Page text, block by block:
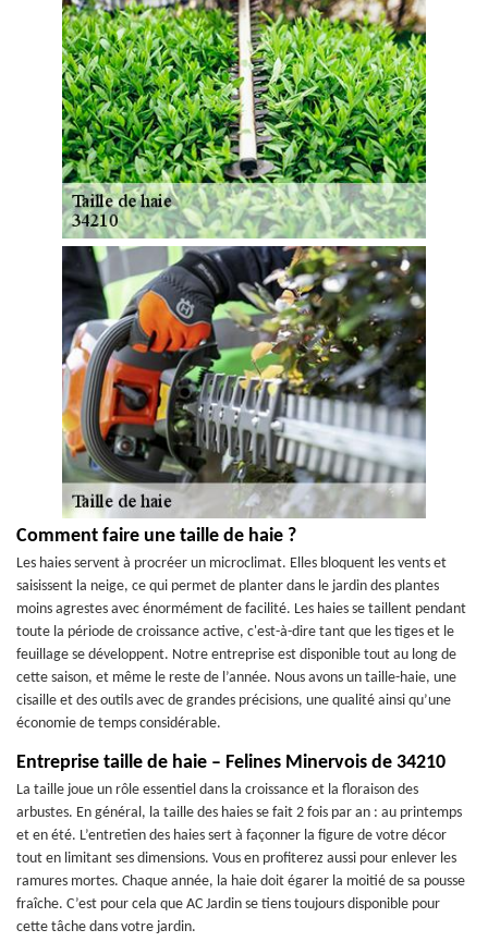
Comment faire une taille de haie ?
Les haies servent à procréer un microclimat. Elles bloquent les vents et
saisissent la neige, ce qui permet de planter dans le jardin des plantes
moins agrestes avec énormément de facilité. Les haies se taillent pendant
toute la période de croissance active, c'est-à-dire tant que les tiges et le
feuillage se développent. Notre entreprise est disponible tout au long de
cette saison, et même le reste de l’année. Nous avons un taille-haie, une
cisaille et des outils avec de grandes précisions, une qualité ainsi qu’une
économie de temps considérable.
Entreprise taille de haie – Felines Minervois de 34210
La taille joue un rôle essentiel dans la croissance et la floraison des
arbustes. En général, la taille des haies se fait 2 fois par an : au printemps
et en été. L’entretien des haies sert à façonner la figure de votre décor
tout en limitant ses dimensions. Vous en profiterez aussi pour enlever les
ramures mortes. Chaque année, la haie doit égarer la moitié de sa pousse
fraîche. C’est pour cela que AC Jardin se tiens toujours disponible pour
cette tâche dans votre jardin.